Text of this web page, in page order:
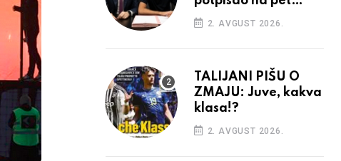
godina
2. AVGUST 2026.
TALIJANI PIŠU O
ZMAJU: Juve, kakva
klasa!?
2. AVGUST 2026.